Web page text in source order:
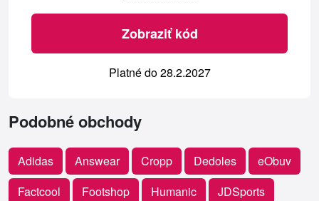
Zobraziť kód
Platné do 28.2.2027
Podobné obchody
Adidas Answear Cropp Dedoles
eObuv
Factcool
Footshop Humanic
JDSports